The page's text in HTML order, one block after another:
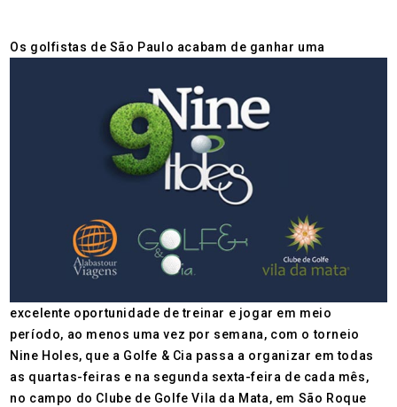
Os golfistas de São Paulo acabam de ganhar uma
excelente oportunidade de treinar e jogar em meio
período, ao menos uma vez por semana, com o torneio
Nine Holes, que a Golfe & Cia passa a organizar em todas
as quartas-feiras e na segunda sexta-feira de cada mês,
no campo do Clube de Golfe Vila da Mata, em São Roque